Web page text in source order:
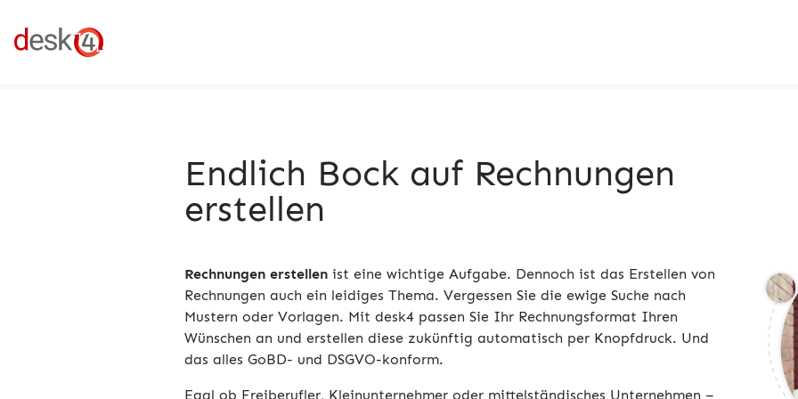
Endlich Bock auf Rechnungen
erstellen
Rechnungen erstellen ist eine wichtige Aufgabe. Dennoch ist das Erstellen von
Rechnungen auch ein leidiges Thema. Vergessen Sie die ewige Suche nach
Mustern oder Vorlagen. Mit desk4 passen Sie Ihr Rechnungsformat Ihren
Wünschen an und erstellen diese zukünftig automatisch per Knopfdruck. Und
das alles GoBD- und DSGVO-konform.
Egal ob Freiberufler, Kleinunternehmer oder mittelständisches Unternehmen –